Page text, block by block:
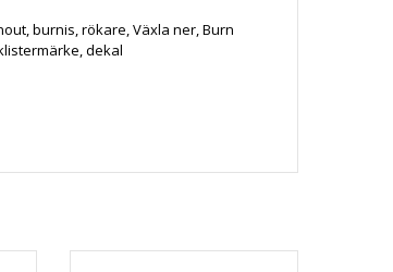
burnis, rökare, Växla ner, Burn
dekal